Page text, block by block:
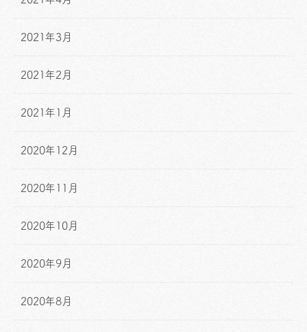
2021年3月
2021年2月
2021年1月
2020年12月
2020年11月
2020年10月
2020年9月
2020年8月